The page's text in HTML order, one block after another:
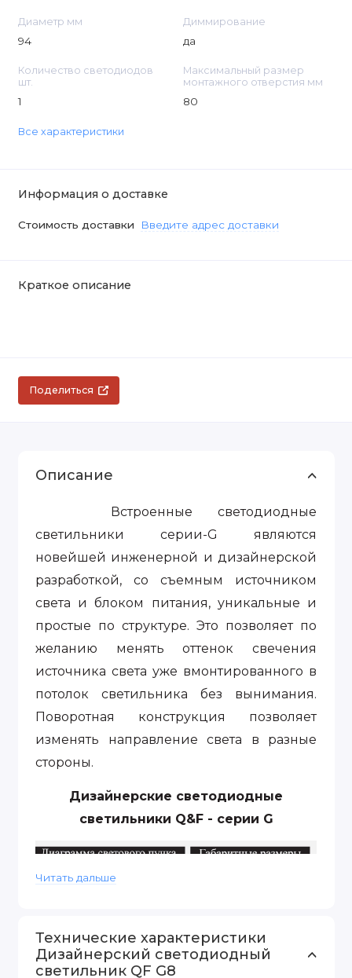
Диаметр мм
94
Диммирование
да
Количество светодиодов
шт.
1
Максимальный размер
монтажного отверстия мм
80
Все характеристики
Информация о доставке
Стоимость доставки Введите адрес доставки
Краткое описание
Поделиться
Описание
Встроенные светодиодные
светильники серии-G являются
новейшей инженерной и дизайнерской
разработкой, со съемным источником
света и блоком питания, уникальные и
простые по структуре. Это позволяет по
желанию менять оттенок свечения
источника света уже вмонтированного в
потолок светильника без вынимания.
Поворотная конструкция позволяет
изменять направление света в разные
стороны.
Дизайнерские cветодиодные
cветильники Q&F - серии G
Читать дальше
Технические характеристики
Дизайнерский светодиодный
светильник QF G8